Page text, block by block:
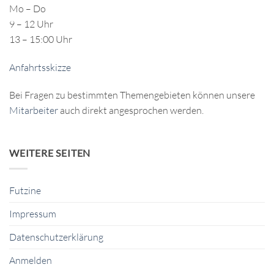
Mo – Do
9 – 12 Uhr
13 – 15:00 Uhr
Anfahrtsskizze
Bei Fragen zu bestimmten Themengebieten können unsere
Mitarbeiter auch direkt angesprochen werden.
WEITERE SEITEN
Futzine
Impressum
Datenschutzerklärung
Anmelden